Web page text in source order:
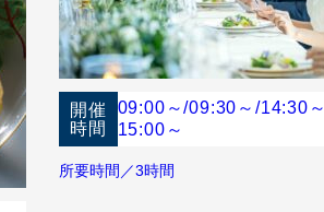
・101Mの絶景を体感できる
ナル料理。オープンキッチ
開催
時間
09:00～/09:30～/14:30～
15:00～
所要時間／3時間